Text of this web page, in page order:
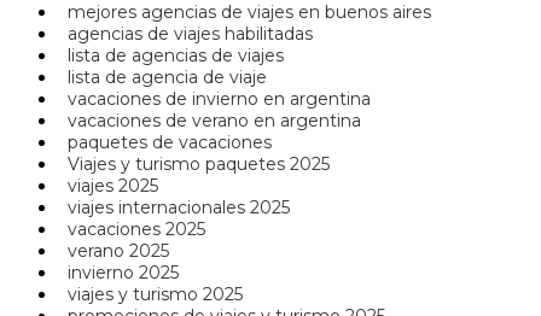
mejores agencias de viajes en buenos aires
agencias de viajes habilitadas
lista de agencias de viajes
lista de agencia de viaje
vacaciones de invierno en argentina
vacaciones de verano en argentina
paquetes de vacaciones
Viajes y turismo paquetes 2025
viajes 2025
viajes internacionales 2025
vacaciones 2025
verano 2025
invierno 2025
viajes y turismo 2025